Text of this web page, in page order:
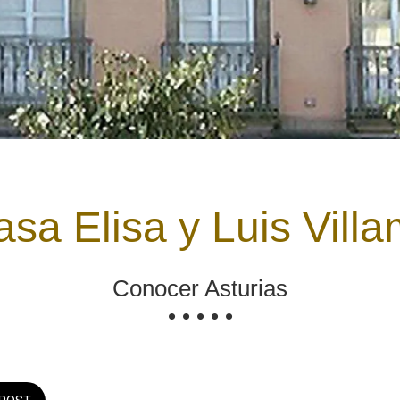
Elisa y Luis
Conocer Asturias
• • • • •